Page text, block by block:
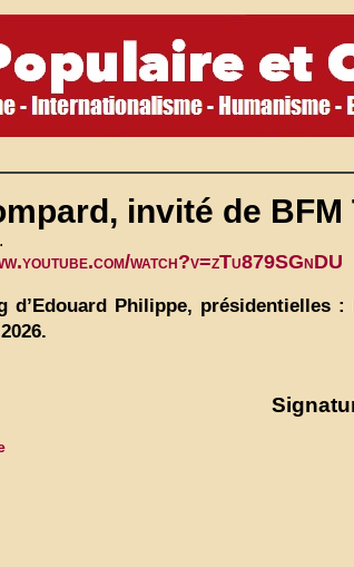
invité de BFM
watch?v=zTu879SGnDU
d’Edouard Philippe, présidentielles